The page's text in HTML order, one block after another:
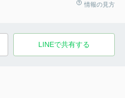
情報の見方
LINEで共有する